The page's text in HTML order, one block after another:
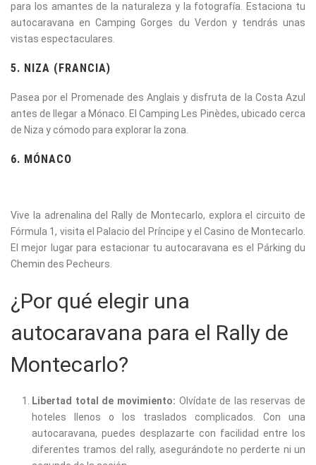
para los amantes de la naturaleza y la fotografía. Estaciona tu
autocaravana enCamping Gorges du Verdon y tendrás unas
vistas espectaculares.
5. NIZA (FRANCIA)
Pasea por el Promenade des Anglais y disfruta de la Costa Azul
antes de llegar a Mónaco. El Camping Les Pinèdes, ubicado cerca
de Niza y cómodo para explorar la zona.
6. MÓNACO
Vive la adrenalina del Rally de Montecarlo, explora el circuito de
Fórmula 1, visita el Palacio del Príncipe y el Casino de Montecarlo.
El mejor lugar para estacionar tu autocaravana es el Párking du
Chemin des Pecheurs.
¿Por qué elegir una
autocaravana para el Rally de
Montecarlo?
Libertad total de movimiento: Olvídate de las reservas de
hoteles llenos o los traslados complicados. Con una
autocaravana, puedes desplazarte con facilidad entre los
diferentes tramos del rally, asegurándote no perderte ni un